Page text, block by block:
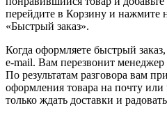
перейдите в Корзину и нажмите
«Быстрый заказ».
Когда оформляете быстрый
e-mail. Вам перезвонит менеджер
По результатам разговора вам
оформления товара на почту
только ждать доставки и